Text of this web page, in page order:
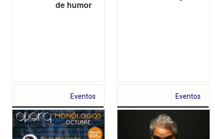
de humor
Eventos Eventos